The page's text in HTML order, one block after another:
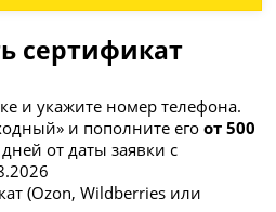
сертификат
и укажите номер телефона.
и пополните его от 500
от даты заявки с
(Ozon, Wildberries или